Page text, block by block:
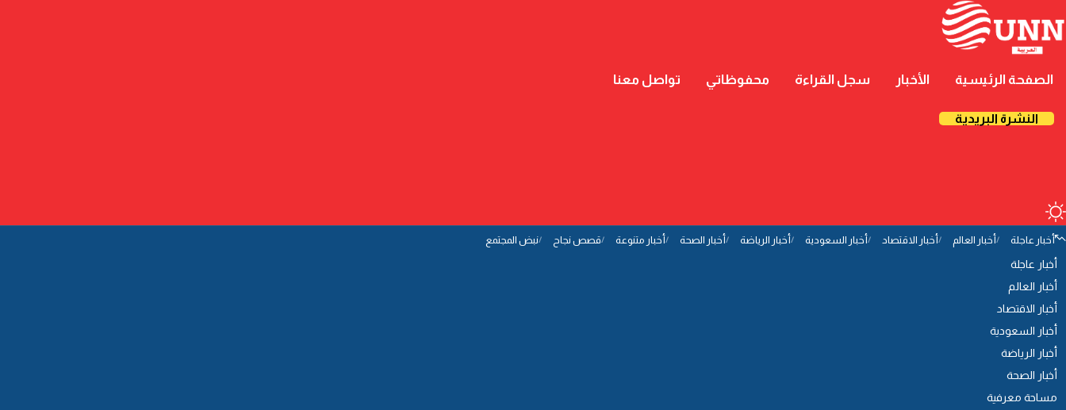
الصفحة الرئيسية الأخبار سجل القراءة محفوظاتي تواصل معنا
النشرة البريدية
أخبار عاجلة أخبار العالم أخبار الاقتصاد أخبار السعودية أخبار الرياضة أخبار الصحة أخبار متنوعة قصص نجاح نبض المجتمع
أخبار عاجلة
أخبار العالم
أخبار الاقتصاد
أخبار السعودية
أخبار الرياضة
أخبار الصحة
مساحة معرفية